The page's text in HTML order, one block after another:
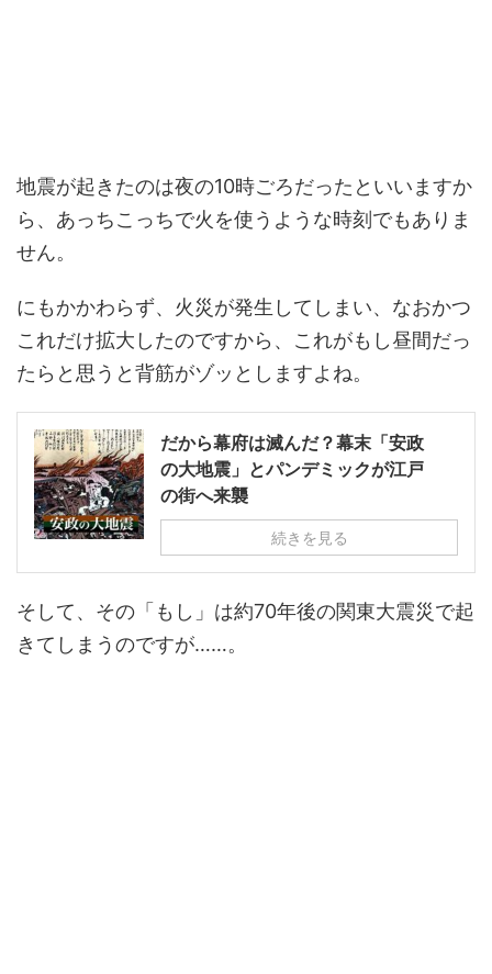
地震が起きたのは夜の10時ごろだったといいますか
ら、あっちこっちで火を使うような時刻でもありま
せん。
にもかかわらず、火災が発生してしまい、なおかつ
これだけ拡大したのですから、これがもし昼間だっ
たらと思うと背筋がゾッとしますよね。
だから幕府は滅んだ？幕末「安政
の大地震」とパンデミックが江戸
の街へ来襲
続きを見る
そして、その「もし」は約70年後の関東大震災で起
きてしまうのですが……。